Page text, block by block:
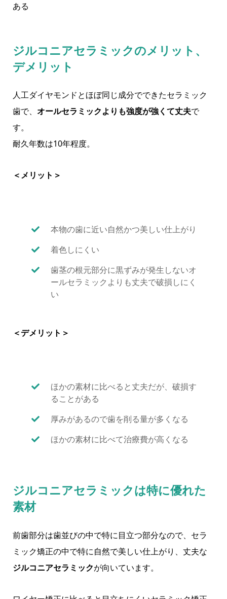
ある
ジルコニアセラミックのメリット、
デメリット
人工ダイヤモンドとほぼ同じ成分でできたセラミック
歯で、 オールセラミックよりも強度が強くて丈夫で
す。
耐久年数は10年程度。
＜メリット＞
本物の歯に近い自然かつ美しい仕上がり
着色しにくい
歯茎の根元部分に黒ずみが発生しないオ
ールセラミックよりも丈夫で破損しにく
い
＜デメリット＞
ほかの素材に比べると丈夫だが、破損す
ることがある
厚みがあるので歯を削る量が多くなる
ほかの素材に比べて治療費が高くなる
ジルコニアセラミックは特に優れた
素材
前歯部分は歯並びの中で特に目立つ部分なので、セラ
ミック矯正の中で特に自然で美しい仕上がり、丈夫な
ジルコニアセラミックが向いています。